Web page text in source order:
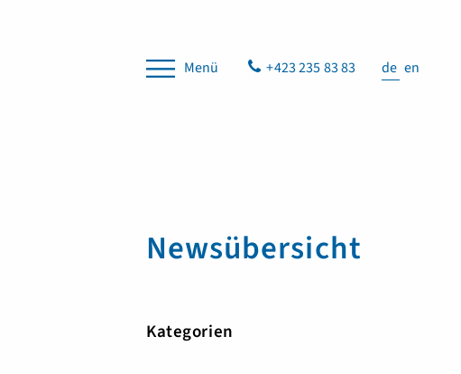
Menü +423 235 83 83 de en
Newsübersicht
Kategorien